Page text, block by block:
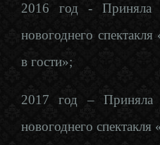
2016 год - Приняла
новогоднего
в гости»;
2017 год – Приняла
новогоднего